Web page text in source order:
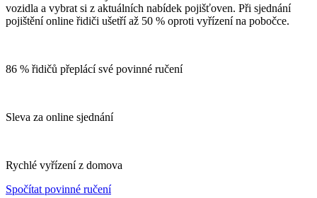
vozidla a vybrat si z aktuálních nabídek pojišťoven. Při sjednání
pojištění online řidiči ušetří až 50 % oproti vyřízení na pobočce.
86 % řidičů přeplácí své povinné ručení
Sleva za online sjednání
Rychlé vyřízení z domova
Spočítat povinné ručení